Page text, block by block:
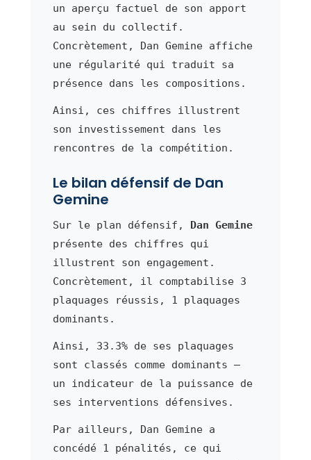
un aperçu factuel de son apport
au sein du collectif.
Concrètement, Dan Gemine affiche
une régularité qui traduit sa
présence dans les compositions.
Ainsi, ces chiffres illustrent
son investissement dans les
rencontres de la compétition.
Le bilan défensif de Dan
Gemine
Sur le plan défensif,
Dan Gemine
présente des chiffres qui
illustrent son engagement.
Concrètement, il comptabilise 3
plaquages réussis, 1 plaquages
dominants.
Ainsi, 33.3% de ses plaquages
sont classés comme dominants —
un indicateur de la puissance de
ses interventions défensives.
Par ailleurs, Dan Gemine a
concédé 1 pénalités, ce qui